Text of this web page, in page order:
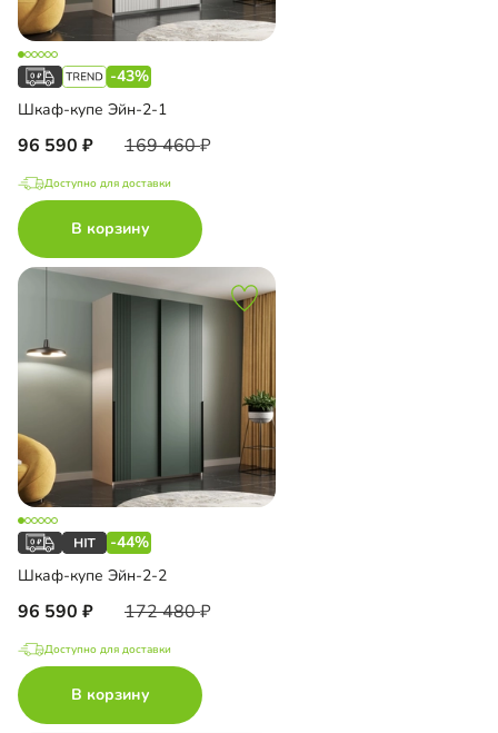
-43%
Шкаф-купе Эйн-2-1
96 590 169 460
Доступно для доставки
В корзину
-44%
Шкаф-купе Эйн-2-2
96 590 172 480
Доступно для доставки
В корзину